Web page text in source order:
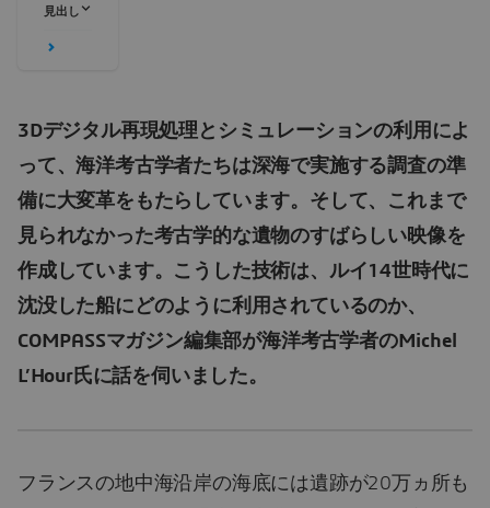
見出し
3Dデジタル再現処理とシミュレーションの利用によ
って、海洋考古学者たちは深海で実施する調査の準
備に大変革をもたらしています。そして、これまで
見られなかった考古学的な遺物のすばらしい映像を
作成しています。こうした技術は、ルイ14世時代に
沈没した船にどのように利用されているのか、
COMPASSマガジン編集部が海洋考古学者のMichel
L’Hour氏に話を伺いました。
フランスの地中海沿岸の海底には遺跡が20万ヵ所も